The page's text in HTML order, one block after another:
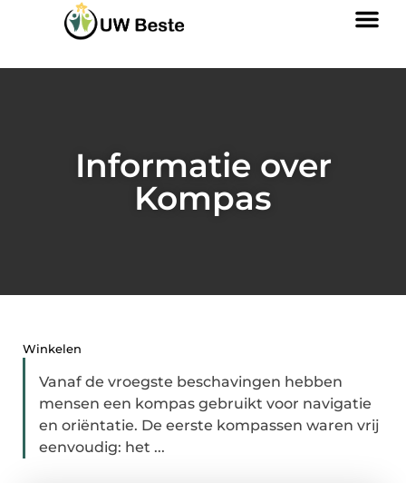
Informatie over
Kompas
Winkelen
Vanaf de vroegste beschavingen hebben
mensen een kompas gebruikt voor navigatie
en oriëntatie. De eerste kompassen waren vrij
eenvoudig: het ...